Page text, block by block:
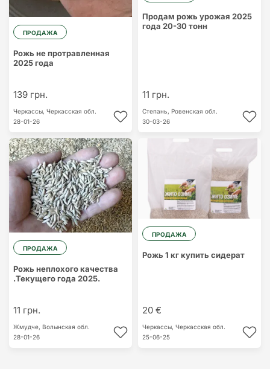
ПРОДАЖА
Рожь не протравленная
2025 года
139 грн.
Черкассы, Черкасская обл.
28-01-26
Продам рожь урожая 2025
года 20-30 тонн
11 грн.
Степань, Ровенская обл.
30-03-26
ПРОДАЖА
Рожь неплохого качества
.Текущего года 2025.
11 грн.
Жмудче, Волынская обл.
28-01-26
ПРОДАЖА
Рожь 1 кг купить сидерат
20 €
Черкассы, Черкасская обл.
25-06-25